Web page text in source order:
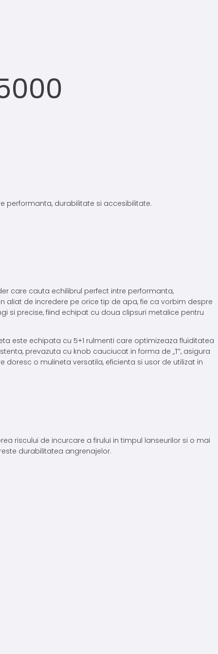
performanta, durabilitate si accesibilitate.
care cauta echilibrul perfect intre performanta,
de incredere pe orice tip de apa, fie ca vorbim despre
si precise, fiind echipat cu doua clipsuri metalice pentru
este echipata cu 5+1 rulmenti care optimizeaza fluiditatea
prevazuta cu knob cauciucat in forma de „T”, asigura
o mulineta versatila, eficienta si usor de utilizat in
riscului de incurcare a firului in timpul lanseurilor si o mai
durabilitatea angrenajelor.